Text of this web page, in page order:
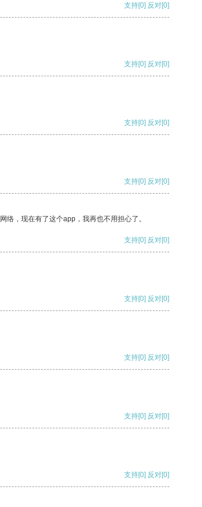
支持[0] 反对[0]
支持[0] 反对[0]
支持[0] 反对[0]
支持[0] 反对[0]
，现在有了这个app，我再也不用担心了。
支持[0] 反对[0]
支持[0] 反对[0]
支持[0] 反对[0]
支持[0] 反对[0]
支持[0] 反对[0]